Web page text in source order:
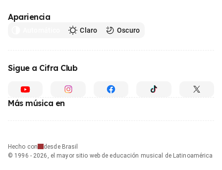
Apariencia
Claro Oscuro
Sigue a Cifra Club
Más música en
Hecho con
desde Brasil
© 1996 - 2026, el mayor sitio web de educación musical de Latinoamérica